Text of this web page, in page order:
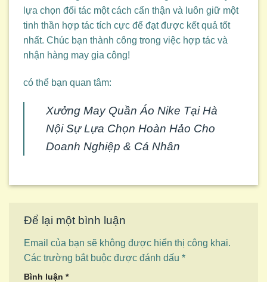
lựa chọn đối tác một cách cẩn thận và luôn giữ một
tinh thần hợp tác tích cực để đạt được kết quả tốt
nhất. Chúc bạn thành công trong việc hợp tác và
nhận hàng may gia công!
có thể bạn quan tâm:
Xưởng May Quần Áo Nike Tại Hà
Nội Sự Lựa Chọn Hoàn Hảo Cho
Doanh Nghiệp & Cá Nhân
Để lại một bình luận
Email của bạn sẽ không được hiển thị công khai.
Các trường bắt buộc được đánh dấu *
Bình luận *